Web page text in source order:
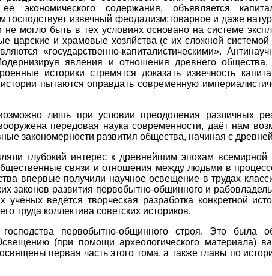
экономического содержания, объявляется
извечный феодализм;товарное и даже
могло быть в тех условиях основано на системе
царские и храмовые хозяйства (с их сложной системой
«государственно-капиталистическими».
явления и отношения древнего
историки стремятся доказать извечность
пытаются оправдать современную
лишь при условии преодоления различных
передовая наука современности, даёт нам
закономерности развития общества, начиная с
глубокий интерес к древнейшим эпохам
связи и отношения между людьми в
впервые получили научное освещение в трудах
законов развития первобытно-общинного и
ведётся творческая разработка конкретной
труда коллектива советских историков.
первобытно-общинного строя. Это была
(при помощи археологического материала)
первая часть этого тома, а также главы по